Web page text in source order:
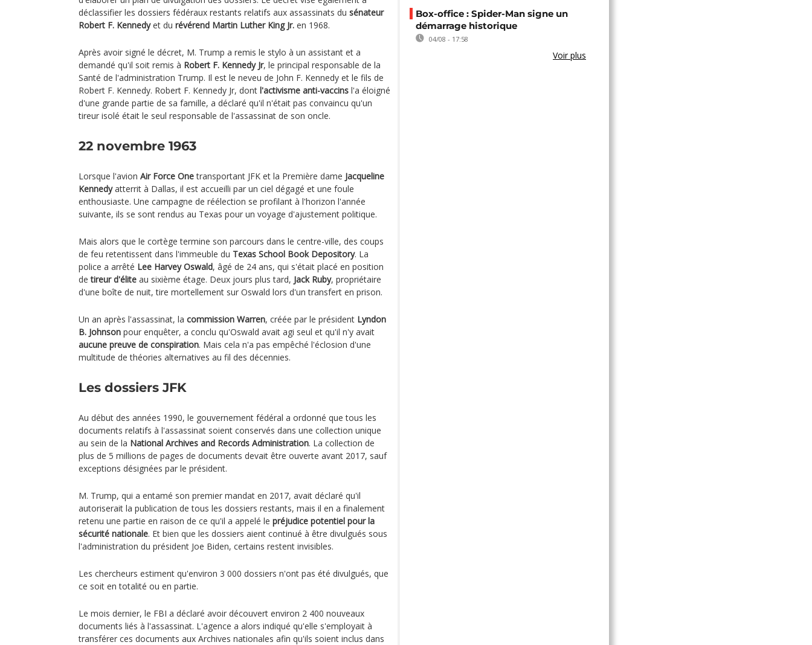
déclassifier les dossiers fédéraux restants relatifs aux assassinats du sénateur
Robert F. Kennedyet du révérend Martin Luther King Jr. en 1968.
Après avoir signé le décret, M. Trump a remis le stylo à un assistant et a
demandé qu'il soit remis à Robert F. Kennedy Jr, le principal responsable de la
Santé de l'administration Trump. Il est le neveu de John F. Kennedy et le fils de
Robert F. Kennedy. Robert F. Kennedy Jr, dont l'activisme anti-vaccins l'a éloigné
d'une grande partie de sa famille, a déclaré qu'il n'était pas convaincu qu'un
tireur isolé était le seul responsable de l'assassinat de son oncle.
22 novembre 1963
Lorsque l'avion Air Force Onetransportant JFK et la Première dame Jacqueline
Kennedyatterrit à Dallas, il est accueilli par un ciel dégagé et une foule
enthousiaste. Une campagne de réélection se profilant à l'horizon l'année
suivante, ils se sont rendus au Texas pour un voyage d'ajustement politique.
Mais alors que le cortège termine son parcours dans le centre-ville, des coups
de feu retentissent dans l'immeuble du Texas School Book Depository. La
police a arrêté Lee Harvey Oswald, âgé de 24 ans, qui s'était placé en position
detireur d'élite au sixième étage. Deux jours plus tard, Jack Ruby, propriétaire
d'une boîte de nuit, tire mortellement sur Oswald lors d'un transfert en prison.
Un an après l'assassinat, la commission Warren, créée par le président Lyndon
B. Johnson pour enquêter, a conclu qu'Oswald avait agi seul et qu'il n'y avait
aucune preuve de conspiration. Mais cela n'a pas empêché l'éclosion d'une
multitude de théories alternatives au fil des décennies.
Les dossiers JFK
Au début des années 1990, le gouvernement fédéral a ordonné que tous les
documents relatifs à l'assassinat soient conservés dans une collection unique
au sein de la National Archives and Records Administration. La collection de
plus de 5 millions de pages de documents devait être ouverte avant 2017, sauf
exceptions désignées par le président.
M. Trump, qui a entamé son premier mandat en 2017, avait déclaré qu'il
autoriserait la publication de tous les dossiers restants, mais il en a finalement
retenu une partie en raison de ce qu'il a appelé le préjudice potentiel pour la
sécurité nationale. Et bien que les dossiers aient continué à être divulgués sous
l'administration du président Joe Biden, certains restent invisibles.
Les chercheurs estiment qu'environ 3 000 dossiers n'ont pas été divulgués, que
ce soit en totalité ou en partie.
Le mois dernier, le FBI a déclaré avoir découvert environ 2 400 nouveaux
documents liés à l'assassinat. L'agence a alors indiqué qu'elle s'employait à
transférer ces documents aux Archives nationales afin qu'ils soient inclus dans
Box-office : Spider-Man signe un
démarrage historique
04/08 - 17:58
Voir plus